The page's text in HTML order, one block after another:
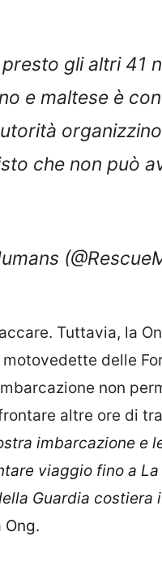
gli altri 41
e maltese è
che non può
Tuttavia, la
delle
non
altre ore di
imbarcazione e
viaggio fino a
Guardia costiera i